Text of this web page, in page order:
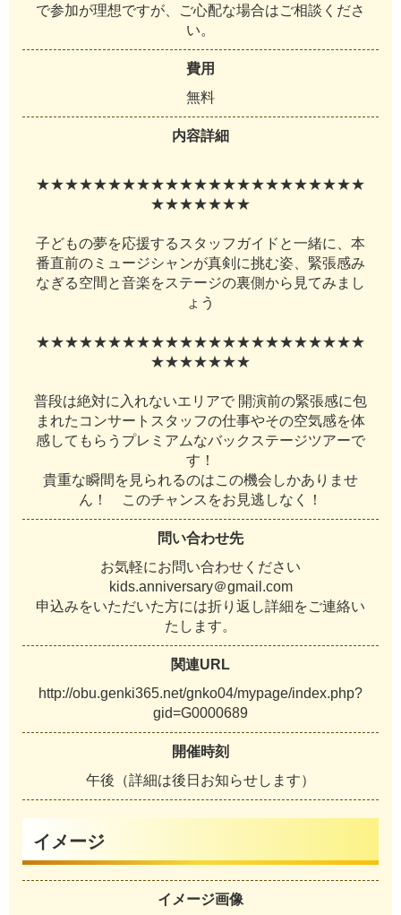
で参加が理想ですが ご心配な場合はご相談 く ださ
い。
費用
無料
内容詳細
★★★★★★★★★★★★★★★★★★★★★★★
★★★★★★★
子どもの夢を応援する ス タ ッフ ガイ ド と一緒に
本
番直前の ミ ュ ージシャ ンが真剣 に挑む姿 緊張感み
なぎる空間 と音楽をステージの裏側から 見てみ ま し
ょ う
★★★★★★★★★★★★★★★★★★★★★★★
★★★★★★★
普段は絶対に 入 れないエ リ アで 開演前の緊張感に包
ま れた コ ンサー ト ス タ ッフの仕事やその空気感を体
感して も ら う プレ ミ ア ムなバッ ク ステージツアーで
す ！
貴重な瞬間 を 見られるのはこ の機会 しかあ り ま せ
ん ！ こ のチャ ンス をお 見逃 しな く ！
問い合わせ先
お気軽にお問い合わせ く ださ い
kids.anniversary＠gmai .com
申込みをいただいた方には折り 返 し詳細をご連絡い
た し ま す。
関連URL
http://obu.genki365.net/gnko04/mypage/index.php?
gid=G0000689
開催時刻
午後 （詳細は後 日 お知らせし ま す）
イメージ
イメージ画像